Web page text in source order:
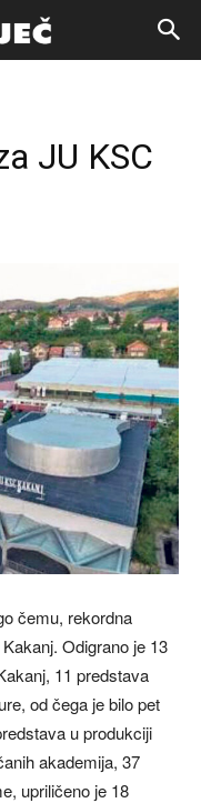
JU KSC
čemu, rekordna
Odigrano je 13
11 predstava
od čega je bilo pet
u produkciji
akademija, 37
upriličeno je 18